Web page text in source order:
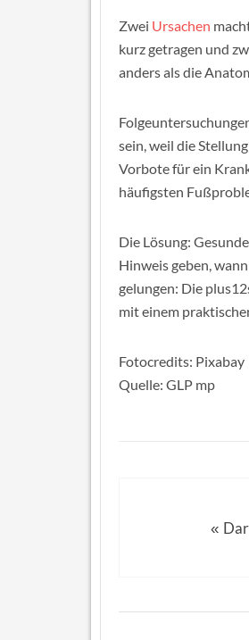
Zwei Ursachen
kurz getragen und
anders als die
sein, weil die
Vorbote für ein
häufigsten
Die Lösung:
Hinweis geben,
gelungen: Die
mit einem
Fotocredits: Pixabay
Quelle: GLP mp
«